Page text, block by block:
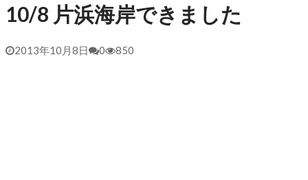
10/8 片浜海岸できました
2013年10月8日 0 850